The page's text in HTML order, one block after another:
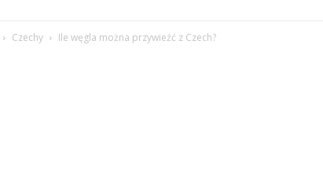
Czechy Ile węgla można przywieźć z Czech?